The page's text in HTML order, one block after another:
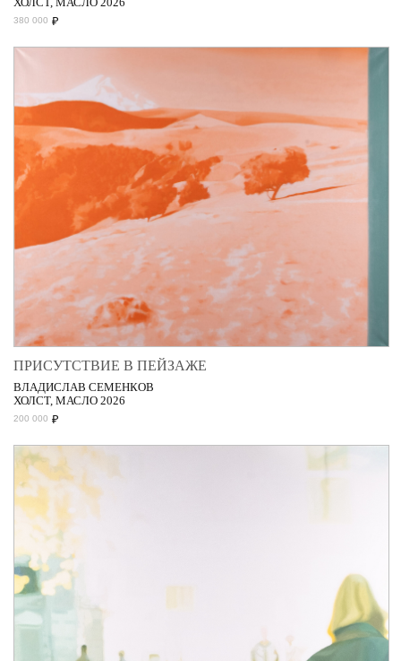
380 000 ₽
ПРИСУТСТВИЕ В ПЕЙЗАЖЕ
ВЛАДИСЛАВ СЕМЕНКОВ
ХОЛСТ, МАСЛО 2026
200 000 ₽